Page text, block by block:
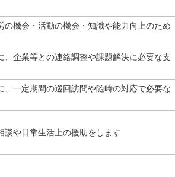
機会・活動の機会・知識や能力向上のため
企業等との連絡調整や課題解決に必要な支
一定期間の巡回訪問や随時の対応で必要な
談や日常生活上の援助をします